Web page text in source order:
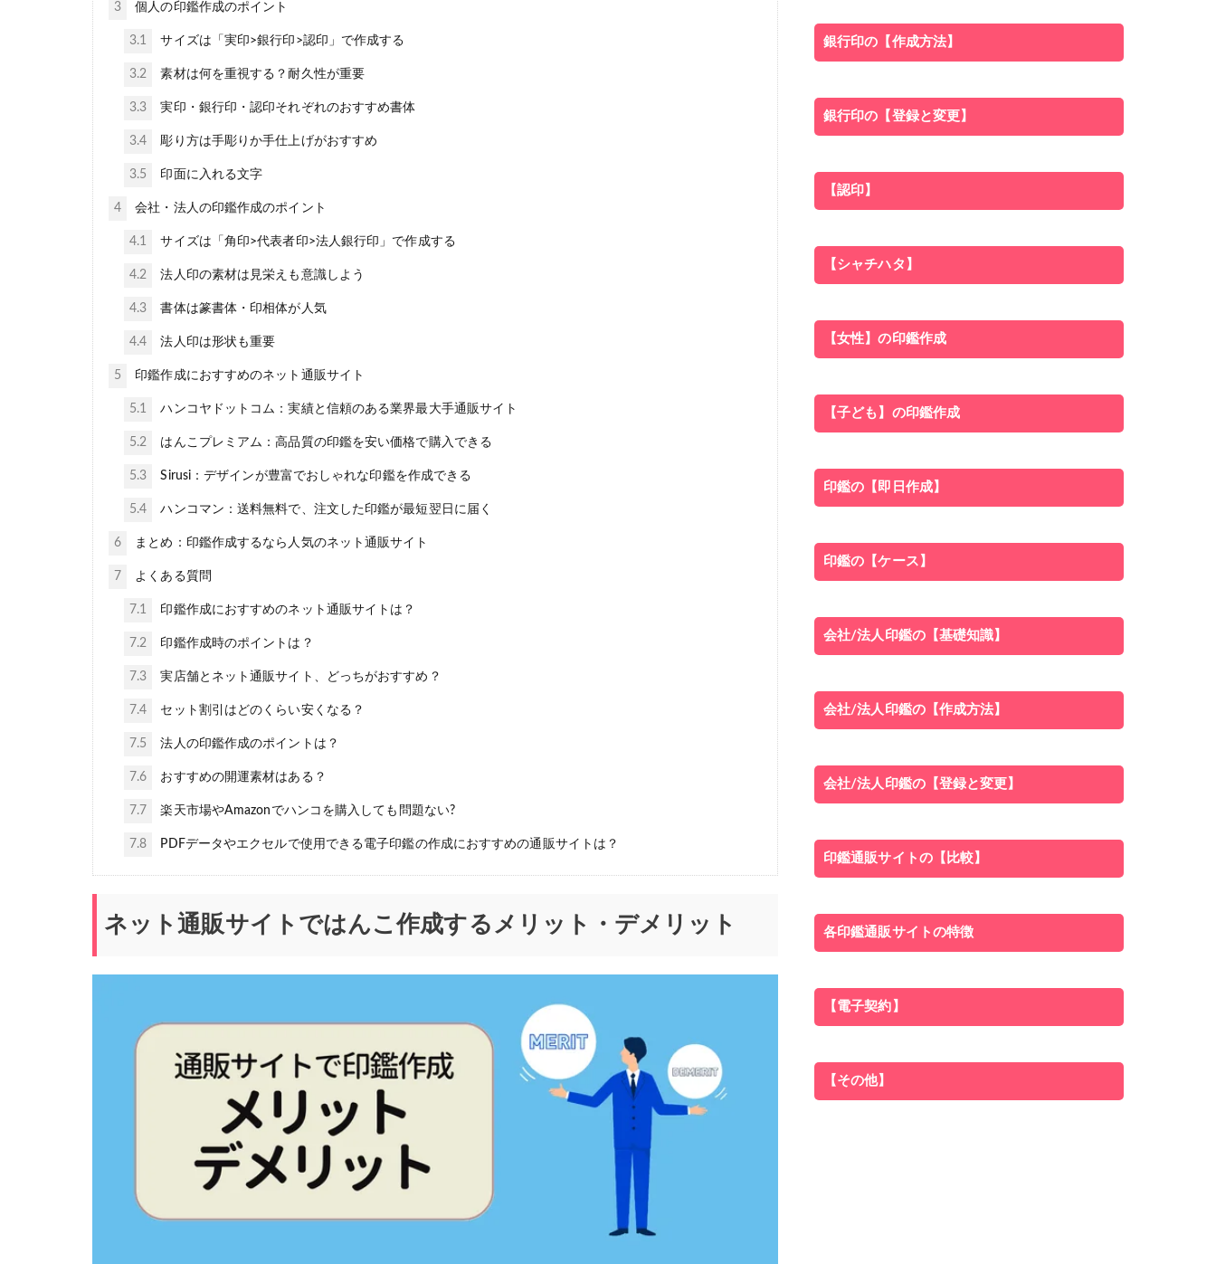
3 個人の印鑑作成のポイント
3.1 サイズは「実印>銀行印>認印」で作成する
3.2 素材は何を重視する？耐久性が重要
3.3 実印・銀行印・認印それぞれのおすすめ書体
3.4 彫り方は手彫りか手仕上げがおすすめ
3.5 印面に入れる文字
4 会社・法人の印鑑作成のポイント
4.1 サイズは「角印>代表者印>法人銀行印」で作成する
4.2 法人印の素材は見栄えも意識しよう
4.3 書体は篆書体・印相体が人気
4.4 法人印は形状も重要
5 印鑑作成におすすめのネット通販サイト
5.1 ハンコヤドットコム：実績と信頼のある業界最大手通販サイト
5.2 はんこプレミアム：高品質の印鑑を安い価格で購入できる
5.3 Sirusi：デザインが豊富でおしゃれな印鑑を作成できる
5.4 ハンコマン：送料無料で、注文した印鑑が最短翌日に届く
6 まとめ：印鑑作成するなら人気のネット通販サイト
7 よくある質問
7.1 印鑑作成におすすめのネット通販サイトは？
7.2 印鑑作成時のポイントは？
7.3 実店舗とネット通販サイト、どっちがおすすめ？
7.4 セット割引はどのくらい安くなる？
7.5 法人の印鑑作成のポイントは？
7.6 おすすめの開運素材はある？
7.7 楽天市場やAmazonでハンコを購入しても問題ない?
7.8 PDFデータやエクセルで使用できる電子印鑑の作成におすすめの通販サイトは？
ネット通販サイトではんこ作成するメリット・デメリット
銀行印の【作成方法】
銀行印の【登録と変更】
【認印】
【シャチハタ】
【女性】の印鑑作成
【子ども】の印鑑作成
印鑑の【即日作成】
印鑑の【ケース】
会社/法人印鑑の【基礎知識】
会社/法人印鑑の【作成方法】
会社/法人印鑑の【登録と変更】
印鑑通販サイトの【比較】
各印鑑通販サイトの特徴
【電子契約】
【その他】